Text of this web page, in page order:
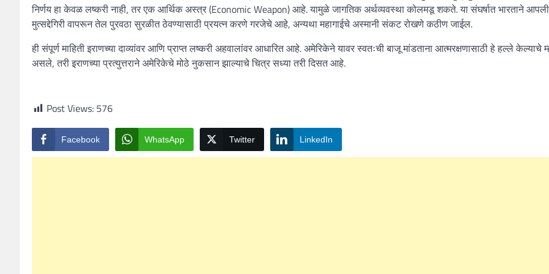
निर्णय हा केवळ लष्करी नाही, तर एक आर्थिक अस्त्र (Economic Weapon) आहे. यामुळे जागतिक अर्थव्यवस्था कोलमडू शकते. या संघर्षात भारताने आपली
मुत्सद्देगिरी वापरून तेल पुरवठा सुरळीत ठेवण्यासाठी प्रयत्न करणे गरजेचे आहे, अन्यथा महागाईचे अस्मानी संकट रोखणे कठीण जाईल.
ही संपूर्ण माहिती इराणच्या दाव्यांवर आणि प्राप्त लष्करी अहवालांवर आधारित आहे. अमेरिकेने यावर स्वतःची बाजू मांडताना आत्मरक्षणासाठी हे हल्ले केल्याचे
असले, तरी इराणच्या प्रत्युत्तराने अमेरिकेचे मोठे नुकसान झाल्याचे चित्र सध्या तरी दिसत आहे.
Post Views: 576
Facebook WhatsApp Twitter LinkedIn